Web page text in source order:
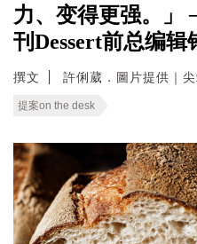
力、变得更强。」
刊Dessert前总编辑
撰文 許俐葳．圖片提供｜
提案on the desk